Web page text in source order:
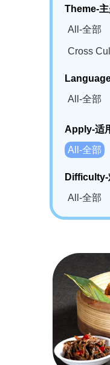
Theme-
All-全部
Cross
All-全部
Bahasa
Apply-适
All-全部
Difficulty-
All-全部